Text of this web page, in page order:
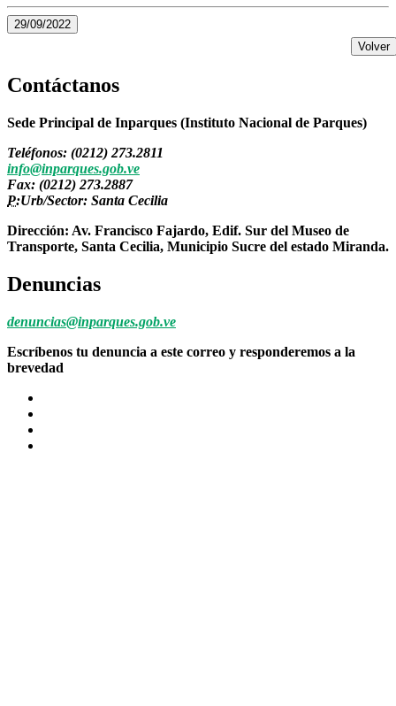
29/09/2022
Volver
Contáctanos
Sede Principal de Inparques (Instituto Nacional de Parques)
Teléfonos: (0212) 273.2811
info@inparques.gob.ve
Fax: (0212) 273.2887
P:Urb/Sector: Santa Cecilia
Dirección: Av. Francisco Fajardo, Edif. Sur del Museo de
Transporte, Santa Cecilia, Municipio Sucre del estado Miranda.
Denuncias
denuncias@inparques.gob.ve
Escríbenos tu denuncia a este correo y responderemos a la
brevedad